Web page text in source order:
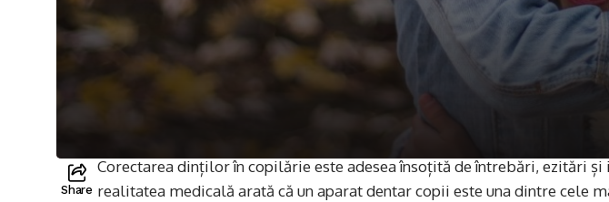
Share
Corectarea dinților în copilărie este adesea însoțită de întrebări, ezitări
realitatea medicală arată că un aparat dentar copii este una dintre cele